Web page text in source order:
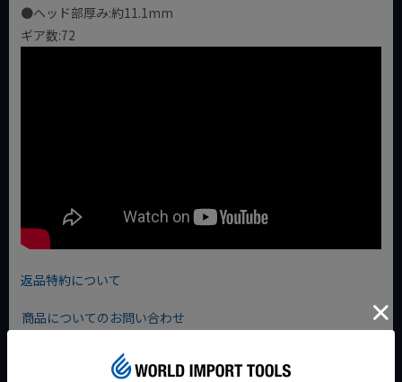
●ヘッド部厚み:約11.1mm
ギア数:72
弊社の取り扱いである並行輸入品(Snap-on)につきましては、
（並行輸入の為、商品自体に細かな傷・汚れなどがついている
場合もございますが、当店が使用上問題がない場合は良品とし
て扱っております。
返品特約について
商品についてのお問い合わせ